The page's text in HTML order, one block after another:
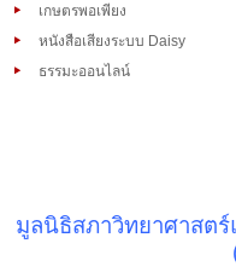
เกษตรพอเพียง
หนังสือเสียงระบบ Daisy
ธรรมะออนไลน์
มูลนิธิสภาวิทยาศาสตร์